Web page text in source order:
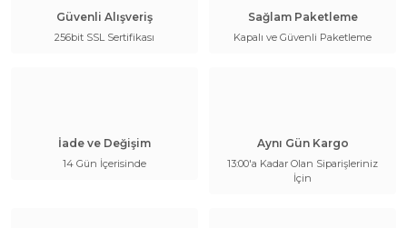
Güvenli Alışveriş
256bit SSL Sertifikası
Sağlam Paketleme
Kapalı ve Güvenli Paketleme
İade ve Değişim
14 Gün İçerisinde
Aynı Gün Kargo
13:00'a Kadar Olan Siparişleriniz
İçin